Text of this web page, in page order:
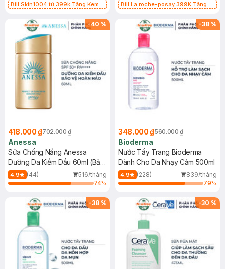
Bill Skin1004 từ 399k Tặng Kem
SPF 50+ 20ml (SL Có Hạn)
Bill La roche-posay 399K Tặng
(SL có hạn)
-40 %
418.000 ₫702.000 ₫
Anessa
Sữa Chống Nắng Anessa
Dưỡng Da Kiềm Dầu 60ml (Bản
Mới)
4.9 (44)
516/tháng
74%
-38 %
348.000 ₫560.000 ₫
Bioderma
Nước Tẩy Trang Bioderma
Dành Cho Da Nhạy Cảm 500ml
4.9 (228)
839/tháng
79%
-38 % -30 %